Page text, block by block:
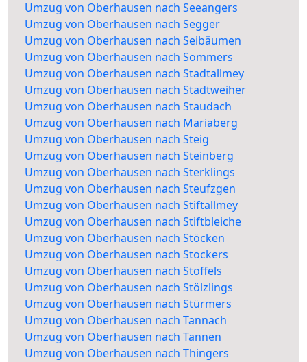
Umzug von Oberhausen nach Seeangers
Umzug von Oberhausen nach Segger
Umzug von Oberhausen nach Seibäumen
Umzug von Oberhausen nach Sommers
Umzug von Oberhausen nach Stadtallmey
Umzug von Oberhausen nach Stadtweiher
Umzug von Oberhausen nach Staudach
Umzug von Oberhausen nach Mariaberg
Umzug von Oberhausen nach Steig
Umzug von Oberhausen nach Steinberg
Umzug von Oberhausen nach Sterklings
Umzug von Oberhausen nach Steufzgen
Umzug von Oberhausen nach Stiftallmey
Umzug von Oberhausen nach Stiftbleiche
Umzug von Oberhausen nach Stöcken
Umzug von Oberhausen nach Stockers
Umzug von Oberhausen nach Stoffels
Umzug von Oberhausen nach Stölzlings
Umzug von Oberhausen nach Stürmers
Umzug von Oberhausen nach Tannach
Umzug von Oberhausen nach Tannen
Umzug von Oberhausen nach Thingers